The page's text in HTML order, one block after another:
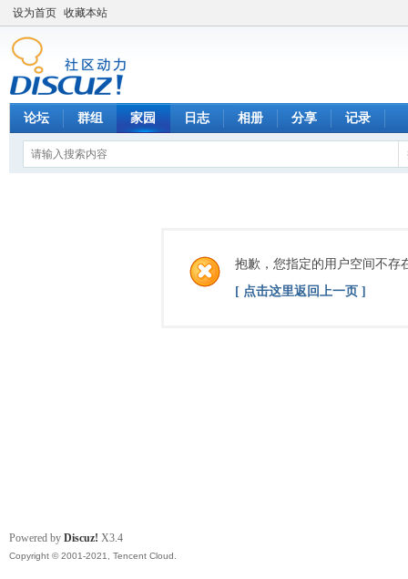
设为首页 收藏本站
论坛 群组 家园 日志 相册 分享 记录
抱歉，您指定的用户空间不存
[ 点击这里返回上一页 ]
Powered by Discuz! X3.4
Copyright © 2001-2021, Tencent Cloud.